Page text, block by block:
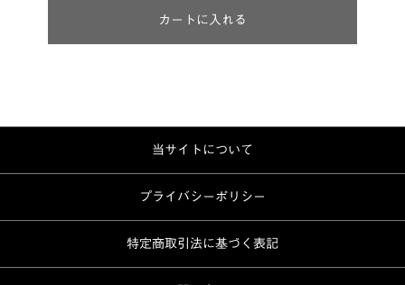
カートに入れる
当サイトについて
プライバシーポリシー
特定商取引法に基づく表記